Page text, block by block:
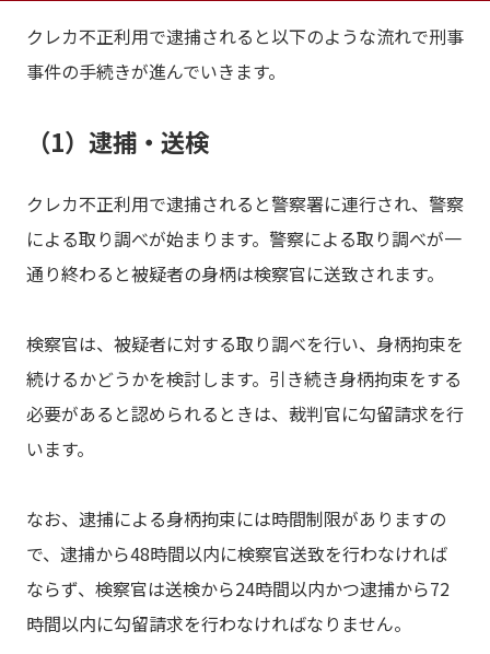
クレカ不正利用で逮捕されると以下のような流れで刑事
事件の手続きが進んでいきます。
（1）逮捕・送検
クレカ不正利用で逮捕されると警察署に連行され、警察
による取り調べが始まります。警察による取り調べが一
通り終わると被疑者の身柄は検察官に送致されます。
検察官は、被疑者に対する取り調べを行い、身柄拘束を
続けるかどうかを検討します。引き続き身柄拘束をする
必要があると認められるときは、裁判官に勾留請求を行
います。
なお、逮捕による身柄拘束には時間制限がありますの
で、逮捕から48時間以内に検察官送致を行わなければ
ならず、検察官は送検から24時間以内かつ逮捕から72
時間以内に勾留請求を行わなければなりません。